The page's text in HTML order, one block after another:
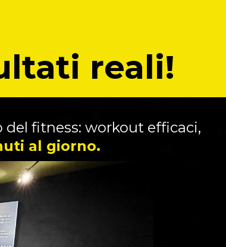
reali!
fitness: workout efficaci,
al giorno.